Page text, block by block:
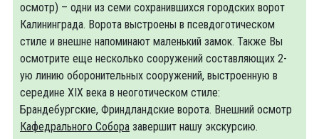
осмотр) – одни из семи сохранившихся городских ворот
Калининграда. Ворота выстроены в псевдоготическом
стиле и внешне напоминают маленький замок. Также Вы
осмотрите еще несколько сооружений составляющих 2-
ую линию оборонительных сооружений, выстроенную в
середине XIX века в неоготическом стиле:
Брандебургские, Фриндландские ворота. Внешний осмотр
Кафедрального Собора завершит нашу экскурсию.